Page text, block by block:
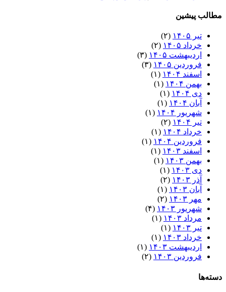
مطالب پیشین
تیر ۱۴۰۵
(۲)
خرداد ۱۴۰۵
(۲)
اردیبهشت ۱۴۰۵
(۳)
فروردین ۱۴۰۵
(۳)
اسفند ۱۴۰۴
(۱)
بهمن ۱۴۰۴
(۱)
دی ۱۴۰۴
(۱)
آبان ۱۴۰۴
(۱)
شهریور ۱۴۰۴
(۱)
تیر ۱۴۰۴
(۲)
خرداد ۱۴۰۴
(۱)
فروردین ۱۴۰۴
(۱)
اسفند ۱۴۰۳
(۱)
بهمن ۱۴۰۳
(۱)
دی ۱۴۰۳
(۱)
آذر ۱۴۰۳
(۲)
آبان ۱۴۰۳
(۱)
مهر ۱۴۰۳
(۲)
شهریور ۱۴۰۳
(۴)
مرداد ۱۴۰۳
(۱)
تیر ۱۴۰۳
(۱)
خرداد ۱۴۰۳
(۱)
اردیبهشت ۱۴۰۳
(۱)
فروردین ۱۴۰۳
(۲)
دسته‌ها